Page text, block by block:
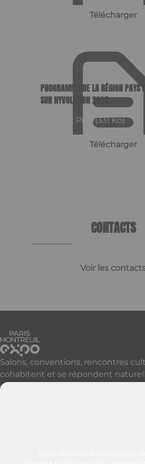
Télécharger
PROGRAMME DE LA RÉGION PAYS
SUR HYVOLUTION 2024
Format : PDF (331 Ko)
Télécharger
CONTACTS
Voir les
Salons, conventions, rencontres
cohabitent et se répondent
qui accueille, réveille et révèle vos